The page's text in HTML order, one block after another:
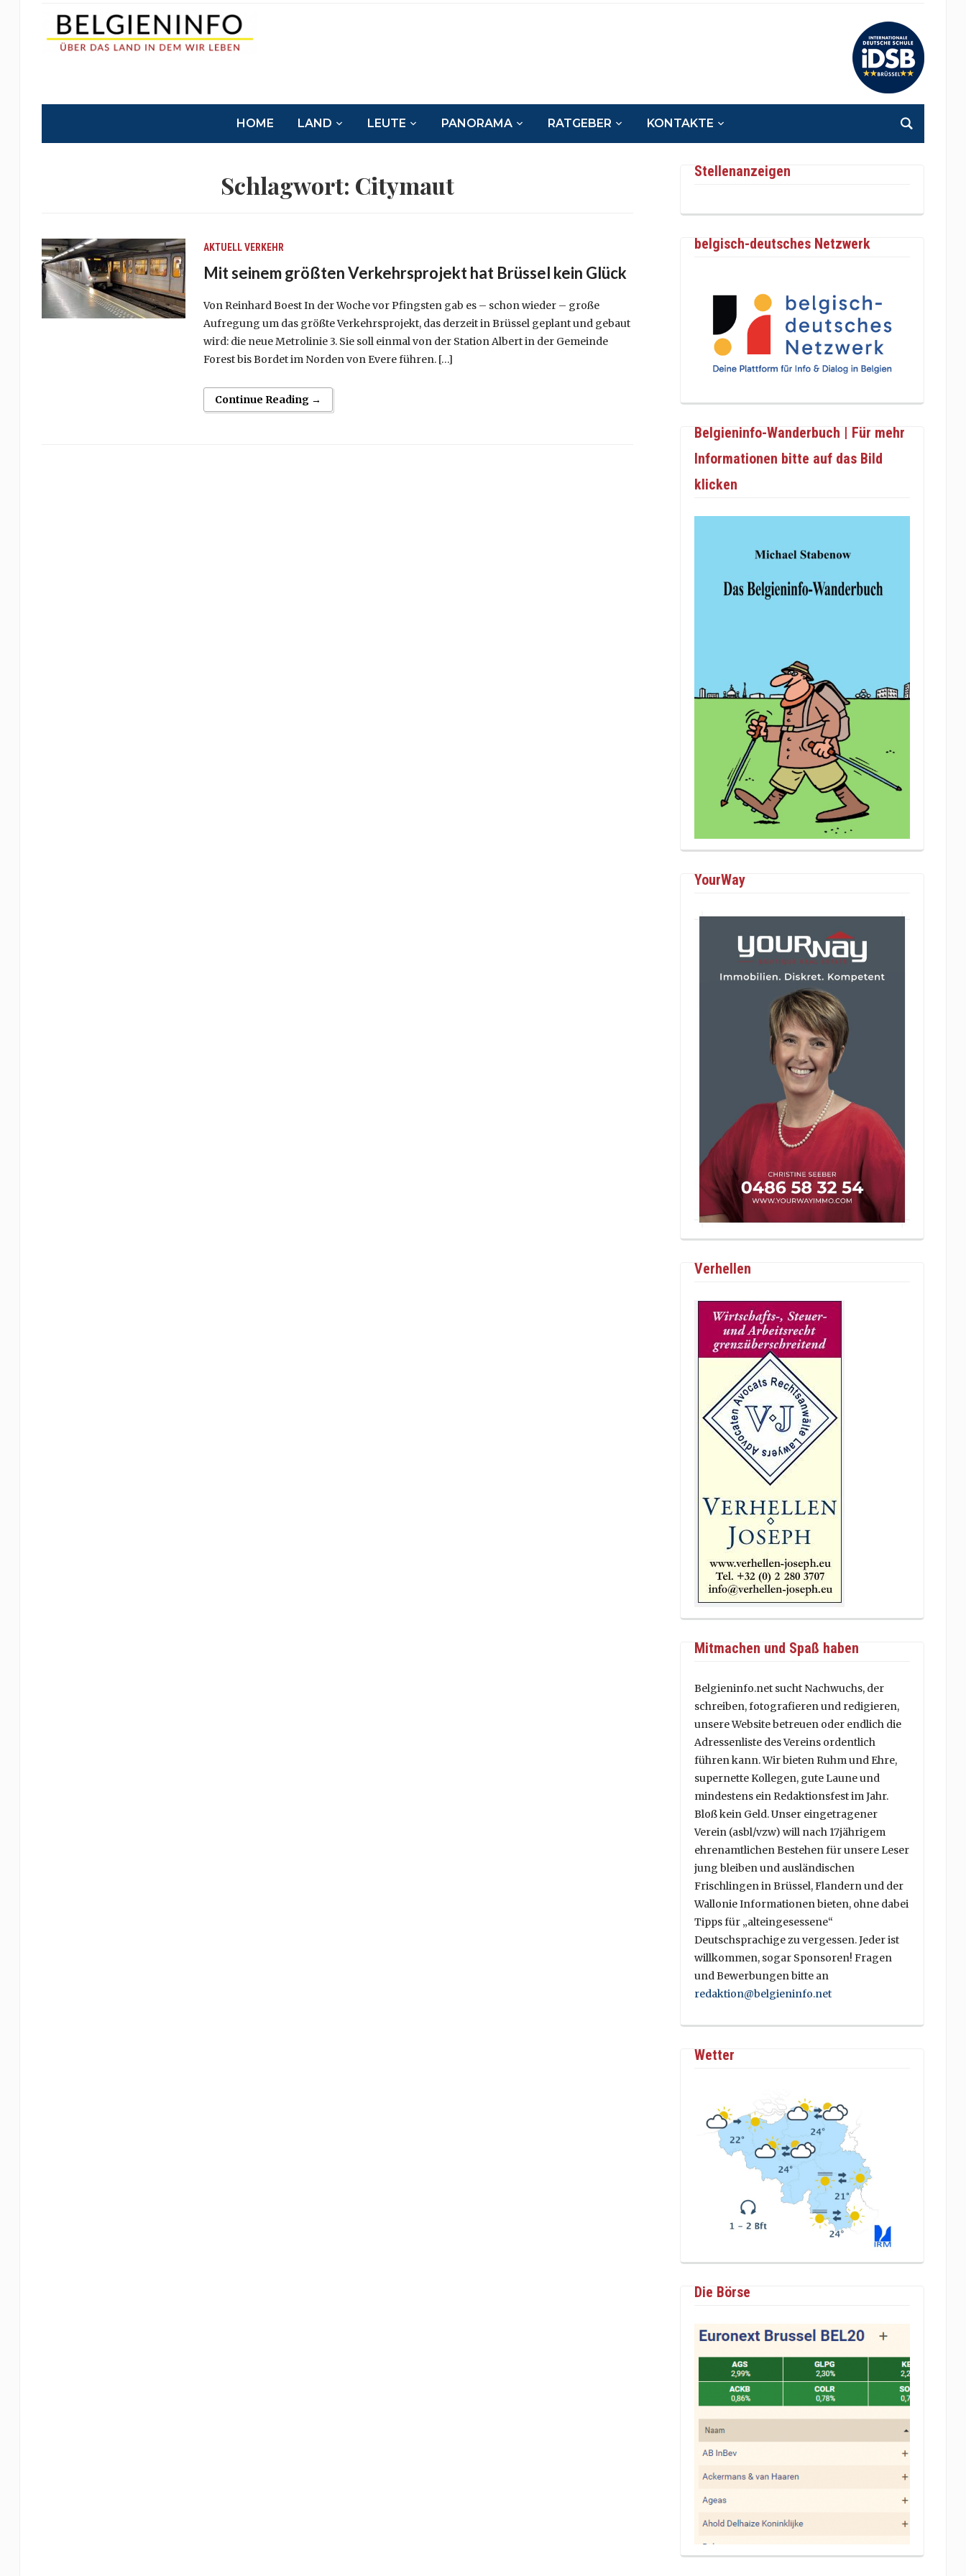
HOME LAND LEUTE PANORAMA RATGEBER KONTAKTE
Schlagwort: Citymaut
AKTUELLVERKEHR
Mit seinem größten Verkehrsprojekt hat Brüssel kein Glück
Von Reinhard Boest In der Woche vor Pfingsten gab es – schon wieder – große
Aufregung um das größte Verkehrsprojekt, das derzeit in Brüssel geplant und gebaut
wird: die neue Metrolinie 3. Sie soll einmal von der Station Albert in der Gemeinde
Forest bis Bordet im Norden von Evere führen. […]
Continue Reading →
Stellenanzeigen
belgisch-deutsches Netzwerk
Belgieninfo-Wanderbuch | Für mehr
Informationen bitte auf das Bild
klicken
YourWay
Verhellen
Mitmachen und Spaß haben
Belgieninfo.net sucht Nachwuchs, der
schreiben, fotografieren und redigieren,
unsere Website betreuen oder endlich die
Adressenliste des Vereins ordentlich
führen kann. Wir bieten Ruhm und Ehre,
supernette Kollegen, gute Laune und
mindestens ein Redaktionsfest im Jahr.
Bloß kein Geld. Unser eingetragener
Verein (asbl/vzw) will nach 17jährigem
ehrenamtlichen Bestehen für unsere Leser
jung bleiben und ausländischen
Frischlingen in Brüssel, Flandern und der
Wallonie Informationen bieten, ohne dabei
Tipps für „alteingesessene“
Deutschsprachige zu vergessen. Jeder ist
willkommen, sogar Sponsoren! Fragen
und Bewerbungen bitte an
redaktion@belgieninfo.net
Wetter
Die Börse